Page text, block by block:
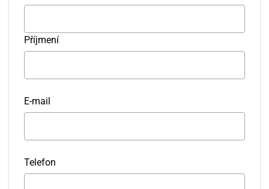
Příjmení
E-mail
Telefon